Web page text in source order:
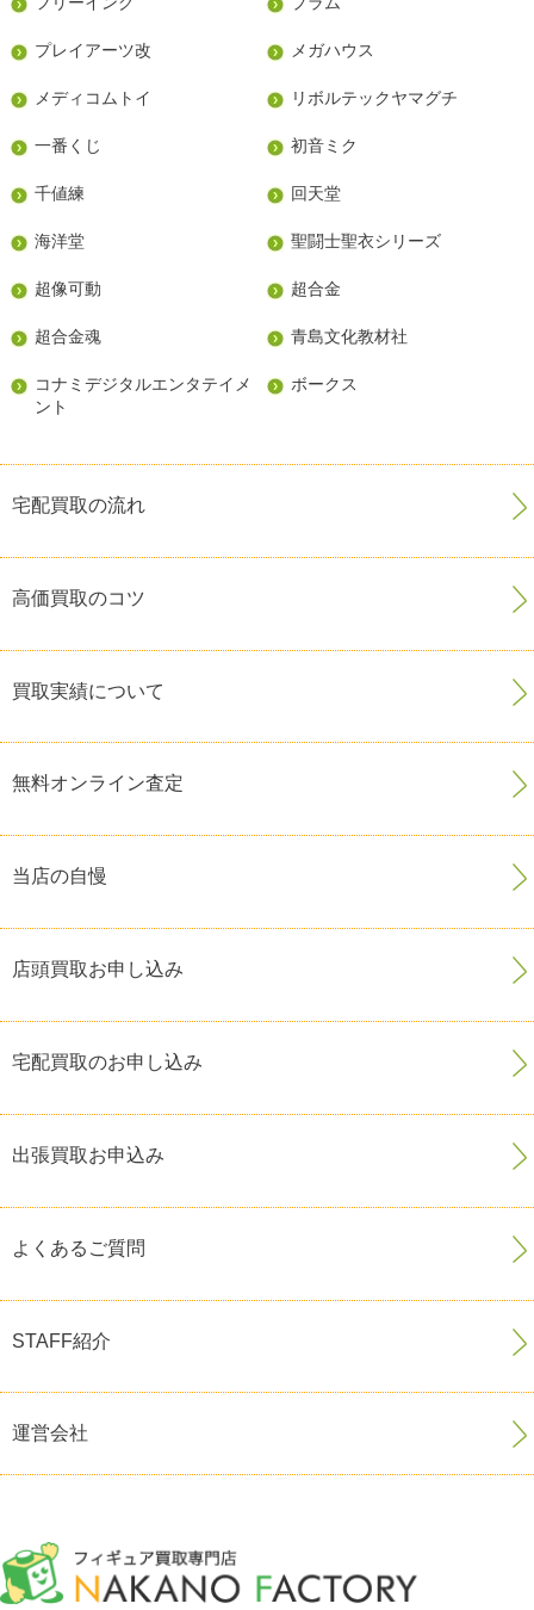
プレイアーツ改 メガハウス
メディコムトイ リボルテックヤマグチ
一番くじ 初音ミク
千値練 回天堂
海洋堂 聖闘士聖衣シリーズ
超像可動 超合金
超合金魂 青島文化教材社
コナミデジタルエンタテイメ
ント
ボークス
宅配買取の流れ
高価買取のコツ
買取実績について
無料オンライン査定
当店の自慢
店頭買取お申し込み
宅配買取のお申し込み
出張買取お申込み
よくあるご質問
STAFF紹介
運営会社